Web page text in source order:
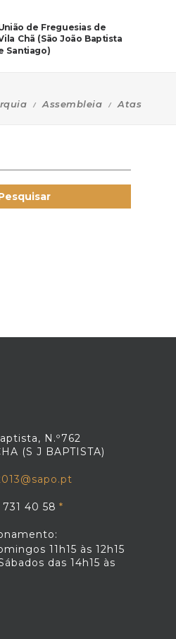
de Freguesias de
Chã (São João Baptista
Santiago)
Assembleia Atas
N.º762
(S J BAPTISTA)
40 58
11h15 às 12h15
das 14h15 às